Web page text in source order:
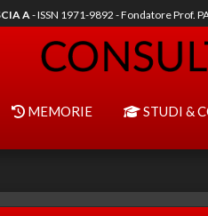
A- ISSN 1971-9892 - Fondatore Prof.
MEMORIE STUDI &